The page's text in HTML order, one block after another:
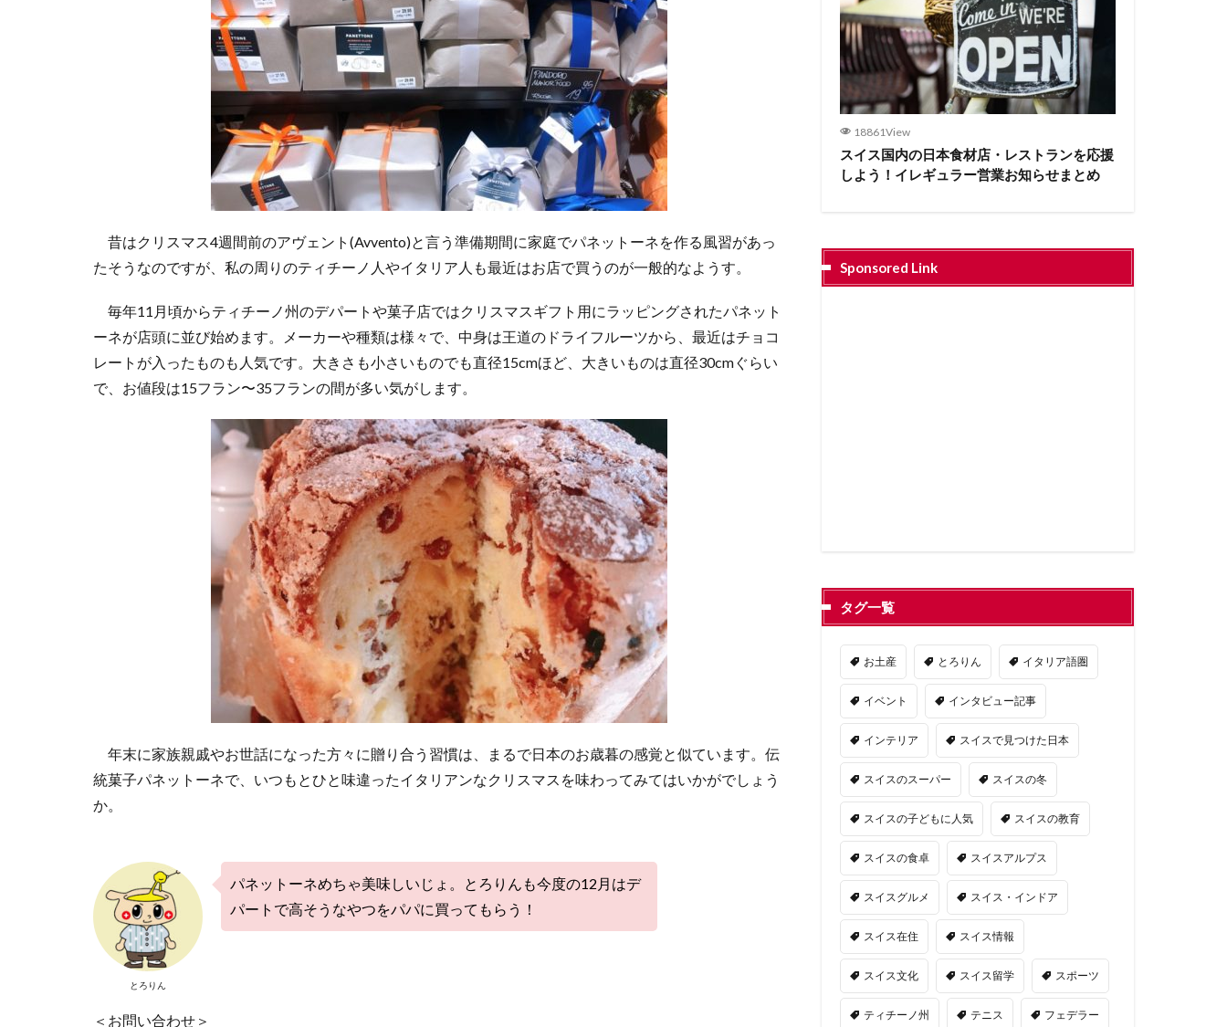
昔はクリスマス4週間前のアヴェント(Avvento)と言う準備期間に家庭でパネットーネを作る風習があっ
たそうなのですが、私の周りのティチーノ人やイタリア人も最近はお店で買うのが一般的なようす。
毎年11月頃からティチーノ州のデパートや菓子店ではクリスマスギフト用にラッピングされたパネット
ーネが店頭に並び始めます。メーカーや種類は様々で、中身は王道のドライフルーツから、最近はチョコ
レートが入ったものも人気です。大きさも小さいものでも直径15cmほど、大きいものは直径30cmぐらい
で、お値段は15フラン〜35フランの間が多い気がします。
年末に家族親戚やお世話になった方々に贈り合う習慣は、まるで日本のお歳暮の感覚と似ています。伝
統菓子パネットーネで、いつもとひと味違ったイタリアンなクリスマスを味わってみてはいかがでしょう
か。
とろりん
パネットーネめちゃ美味しいじょ。とろりんも今度の12月はデ
パートで高そうなやつをパパに買ってもらう！
＜お問い合わせ＞
18861View
スイス国内の日本食材店・レストランを応援
しよう！イレギュラー営業お知らせまとめ
Sponsored Link
タグ一覧
お土産 とろりん イタリア語圏
イベント インタビュー記事
インテリア スイスで見つけた日本
スイスのスーパー スイスの冬
スイスの子どもに人気 スイスの教育
スイスの食卓 スイスアルプス
スイスグルメ スイス・インドア
スイス在住 スイス情報
スイス文化 スイス留学 スポーツ
ティチーノ州 テニス フェデラー